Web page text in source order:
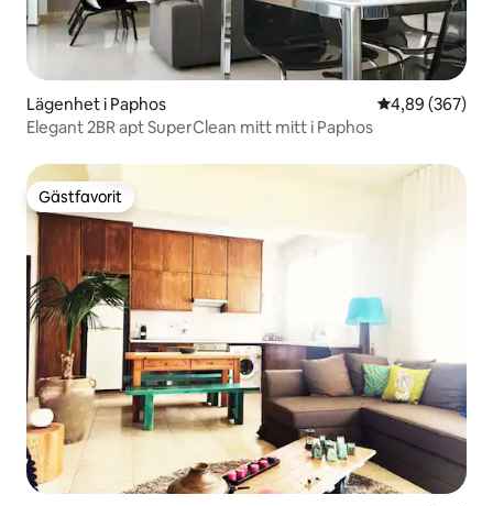
Lägenhet i Paphos 4,89 av 5 i
4,89 (367)
Elegant 2BR apt SuperClean mitt mitt i Paphos
Gästfavorit
Gästfavorit